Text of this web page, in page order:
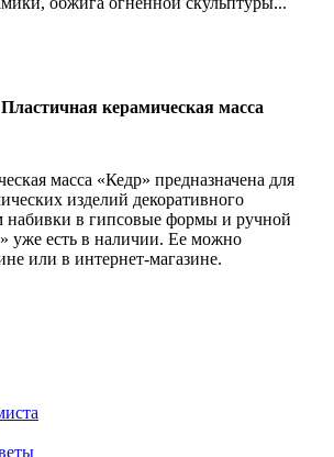
керамическая масса
масса «Кедр» предназначена для
изделий декоративного
набивки в гипсовые формы и ручной
уже есть в наличии. Ее можно
или в интернет-магазине.